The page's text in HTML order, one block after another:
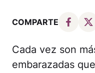
COMPARTE
Cada vez son
embarazadas